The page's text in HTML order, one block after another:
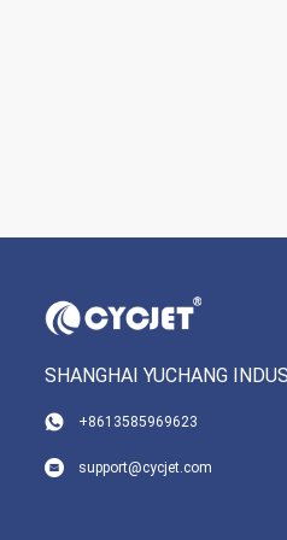
SHANGHAI YUCHANG
+8613585969623
support@cycjet.com